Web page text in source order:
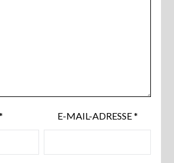
E-MAIL-ADRESSE*